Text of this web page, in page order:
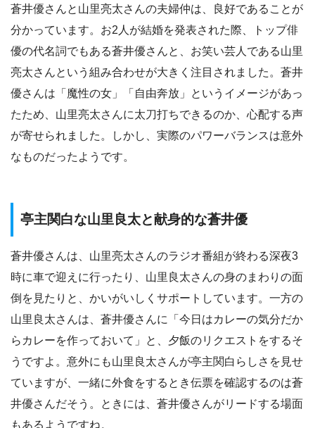
蒼井優さんと山里亮太さんの夫婦仲は、良好であることが
分かっています。お2人が結婚を発表された際、トップ俳
優の代名詞でもある蒼井優さんと、お笑い芸人である山里
亮太さんという組み合わせが大きく注目されました。蒼井
優さんは「魔性の女」「自由奔放」というイメージがあっ
たため、山里亮太さんに太刀打ちできるのか、心配する声
が寄せられました。しかし、実際のパワーバランスは意外
なものだったようです。
亭主関白な山里良太と献身的な蒼井優
蒼井優さんは、山里亮太さんのラジオ番組が終わる深夜3
時に車で迎えに行ったり、山里良太さんの身のまわりの面
倒を見たりと、かいがいしくサポートしています。一方の
山里良太さんは、蒼井優さんに「今日はカレーの気分だか
らカレーを作っておいて」と、夕飯のリクエストをするそ
うですよ。意外にも山里良太さんが亭主関白らしさを見せ
ていますが、一緒に外食をするとき伝票を確認するのは蒼
井優さんだそう。ときには、蒼井優さんがリードする場面
もあるようですね。